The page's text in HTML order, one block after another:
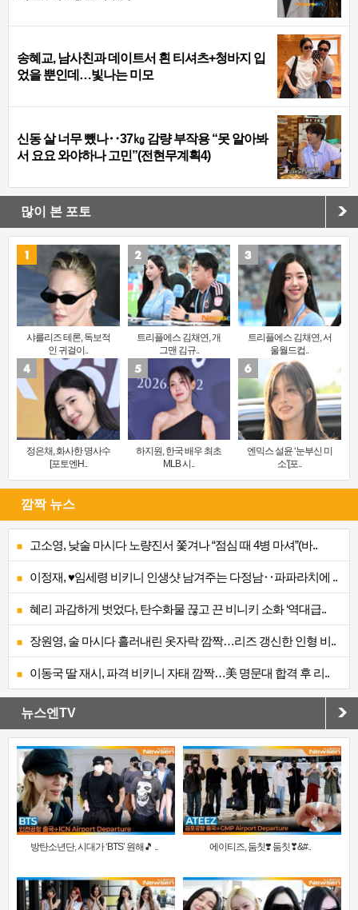
송혜교, 남사친과 데이트서 흰 티셔츠+청바지 입
었을 뿐인데…빛나는 미모
신동 살 너무 뺐나‥37㎏ 감량 부작용 “못 알아봐
서 요요 와야하나 고민”(전현무계획4)
많이 본 포토
샤를리즈 테론, 독보적
인 귀걸이..
트리플에스 김채연, 개
그맨 김규..
트리플에스 김채연, 서
울월드컵..
정은채, 화사한 명사수
[포토엔H..
하지원, 한국 배우 최초
MLB 시..
엔믹스 설윤 ‘눈부신 미
소’[포..
깜짝 뉴스
고소영, 낮술 마시다 노량진서 쫓겨나 “점심 때 4병 마셔”(바..
이정재, ♥임세령 비키니 인생샷 남겨주는 다정남‥파파라치에 ..
혜리 과감하게 벗었다, 탄수화물 끊고 끈 비니키 소화 ‘역대급..
장원영, 술 마시다 흘러내린 옷자락 깜짝…리즈 갱신한 인형 비..
이동국 딸 재시, 파격 비키니 자태 깜짝…美 명문대 합격 후 리..
뉴스엔TV
방탄소년단, 시대가 ‘BTS’ 원해🎵 .. 에이티즈, 둠칫❣️ 둠칫❣&#..